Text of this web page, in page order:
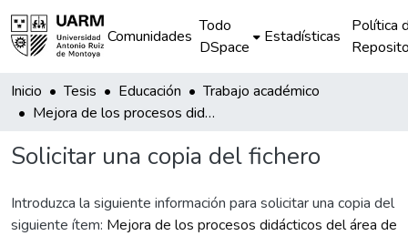
Comunidades
Todo
DSpace
Estadísticas
Política
Inicio Tesis Educación
Trabajo académico
Mejora de los procesos didácticos del área de matemática en los docentes, a través de talleres en la IEI N° 403 “Señor de Quinuapata”
Solicitar una copia del fichero
Introduzca la siguiente información para solicitar una copia del
siguiente ítem: Mejora de los procesos didácticos del área de